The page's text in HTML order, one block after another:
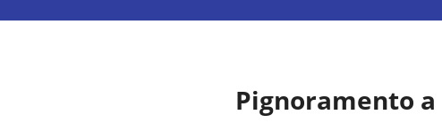
Pignoramento a